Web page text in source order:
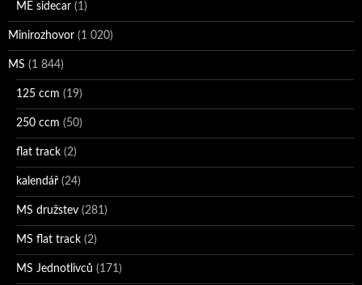
ME sidecar (1)
Minirozhovor (1 020)
MS (1 844)
125 ccm (19)
250 ccm (50)
flat track (2)
kalendář (24)
MS družstev (281)
MS flat track (2)
MS Jednotlivců (171)